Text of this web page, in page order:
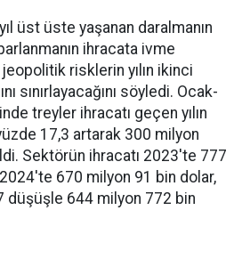
üst üste yaşanan daralma­nın
ihracata ivme
jeopolitik riskle­rin yılın ikinci
sınırlayacağını söyledi. Ocak-
treyler ihracatı geçen yılın
17,3 artarak 300 milyon
Sektörün ihracatı 2023'te 777
670 milyon 91 bin dolar,
düşüşle 644 milyon 772 bin